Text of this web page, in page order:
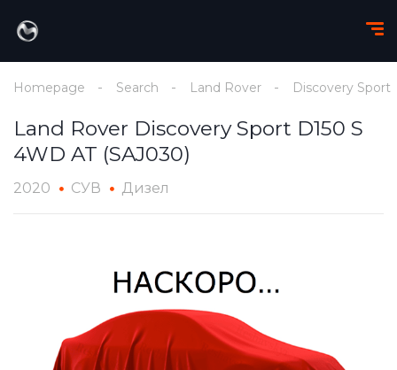
Homepage Search Land Rover Discovery Sport
Land Rover Discovery Sport D150 S
4WD AT (SAJ030)
2020 СУВ Дизел